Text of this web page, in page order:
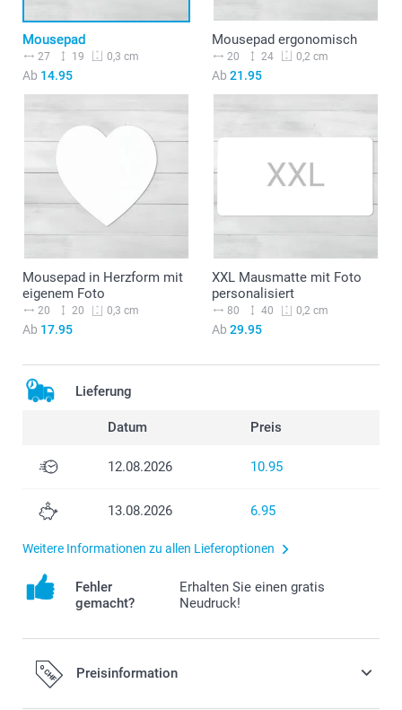
Mousepad
27 19 0,3 cm
Ab 14.95
Mousepad ergonomisch
20 24 0,2 cm
Ab 21.95
Mousepad in Herzform mit
eigenem Foto
20 20 0,3 cm
Ab 17.95
XXL Mausmatte mit Foto
personalisiert
80 40 0,2 cm
Ab 29.95
Lieferung
Datum Preis
12.08.2026 10.95
13.08.2026 6.95
Weitere Informationen zu allen Lieferoptionen
Fehler
gemacht?
Erhalten Sie einen gratis
Neudruck!
Preisinformation